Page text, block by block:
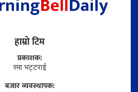
हाम्राे टिम
प्रकाशक:
रमा भट्टराई
बजार व्यवस्थापक: